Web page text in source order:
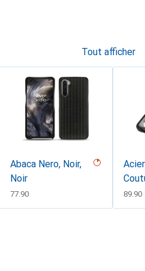
Tout afficher
Abaca Nero, Noir,
Noir
CHF
77.90 CHF
89.90